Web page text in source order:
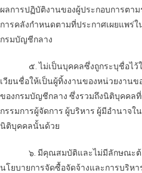
ผลการปฏิบัติงานของผู้ประกอบการตา
การคลังกำหนดตามที่ประกาศเผยแพร่
กรมบัญชีกลาง
๕. ไม่เป็นบุคคลซึ่งถูกระบุชื่อไว้ใ
เวียนชื่อให้เป็นผู้ทิ้งงานของหน่วยงานข
ของกรมบัญชีกลาง ซึ่งรวมถึงนิติบุคคล
กรรมการผู้จัดการ ผู้บริหาร ผู้มีอำนาจใ
นิติบุคคลนั้นด้วย
๖. มีคุณสมบัติและไม่มีลักษณะต้อ
นโยบายการจัดซื้อจัดจ้างและการบริห